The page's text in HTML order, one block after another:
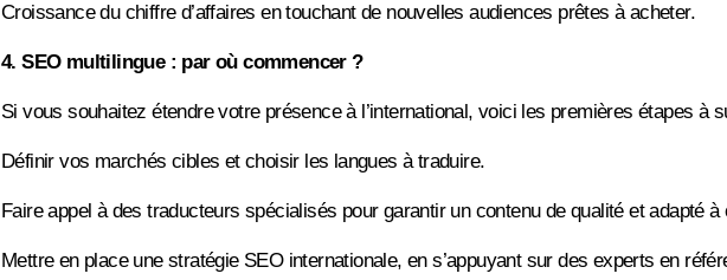
Croissance du chiffre d’affaires en touchant de nouvelles audiences prêtes à acheter.
4. SEO multilingue : par où commencer ?
Si vous souhaitez étendre votre présence à l’international, voici les premières étapes à
Définir vos marchés cibles et choisir les langues à traduire.
Faire appel à des traducteurs spécialisés pour garantir un contenu de qualité et adapté à
Mettre en place une stratégie SEO internationale, en s’appuyant sur des experts en